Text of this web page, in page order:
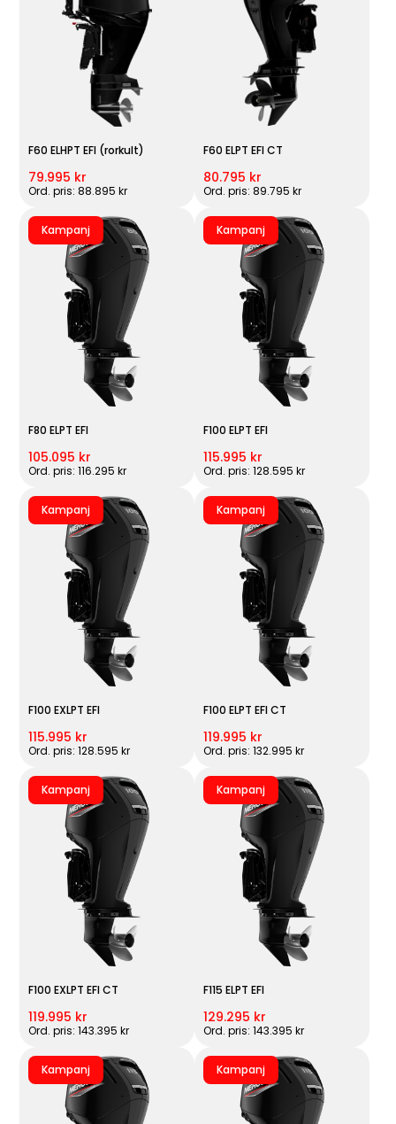
F60 ELHPT EFI (rorkult)
79.995 kr
Ord. pris: 88.895 kr
F60 ELPT EFI CT
80.795 kr
Ord. pris: 89.795 kr
Kampanj
F80 ELPT EFI
105.095 kr
Ord. pris: 116.295 kr
Kampanj
F100 ELPT EFI
115.995 kr
Ord. pris: 128.595 kr
Kampanj
F100 EXLPT EFI
115.995 kr
Ord. pris: 128.595 kr
Kampanj
F100 ELPT EFI CT
119.995 kr
Ord. pris: 132.995 kr
Kampanj
F100 EXLPT EFI CT
119.995 kr
Ord. pris: 143.395 kr
Kampanj
F115 ELPT EFI
129.295 kr
Ord. pris: 143.395 kr
Kampanj Kampanj